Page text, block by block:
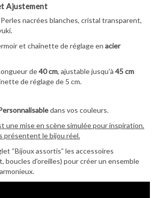
Ajustement
Perles nacrées blanches, cristal transparent,
et chaînette de réglage en acier
de40 cm, ajustable jusqu'à 45 cm
de réglage de 5 cm.
dans vos couleurs.
une mise en scène simulée pour inspiration.
présentent le bijou réel.
“Bijoux assortis” les accessoires
boucles d'oreilles) pour créer un ensemble